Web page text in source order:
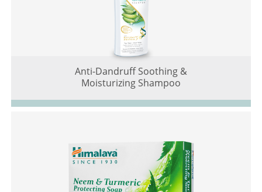
Anti-Dandruff Soothing &
Moisturizing Shampoo